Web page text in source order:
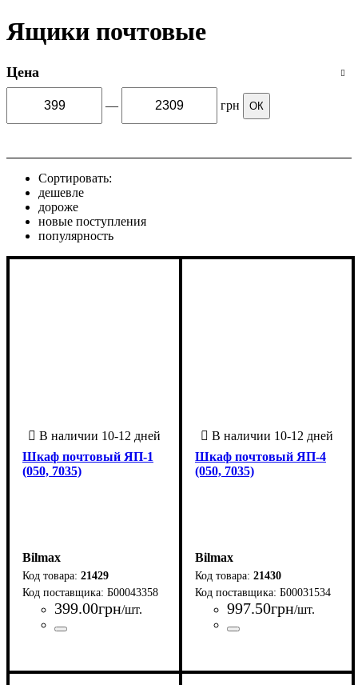
Ящики почтовые
Цена
— грн ОК
Сортировать:
дешевле
дороже
новые поступления
популярность
Шкаф почтовый ЯП-1
(050, 7035)
Bilmax
21429
Б00043358
399.00грн/шт.
Шкаф почтовый ЯП-4
(050, 7035)
Bilmax
21430
Б00031534
997.50грн/шт.